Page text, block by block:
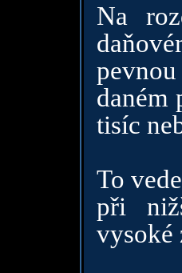
Na
daném
tisíc
To
při
vysoké